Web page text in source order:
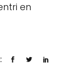
en